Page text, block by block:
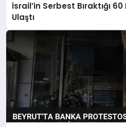
İsrail’in Serbest Bıraktığı
Ulaştı